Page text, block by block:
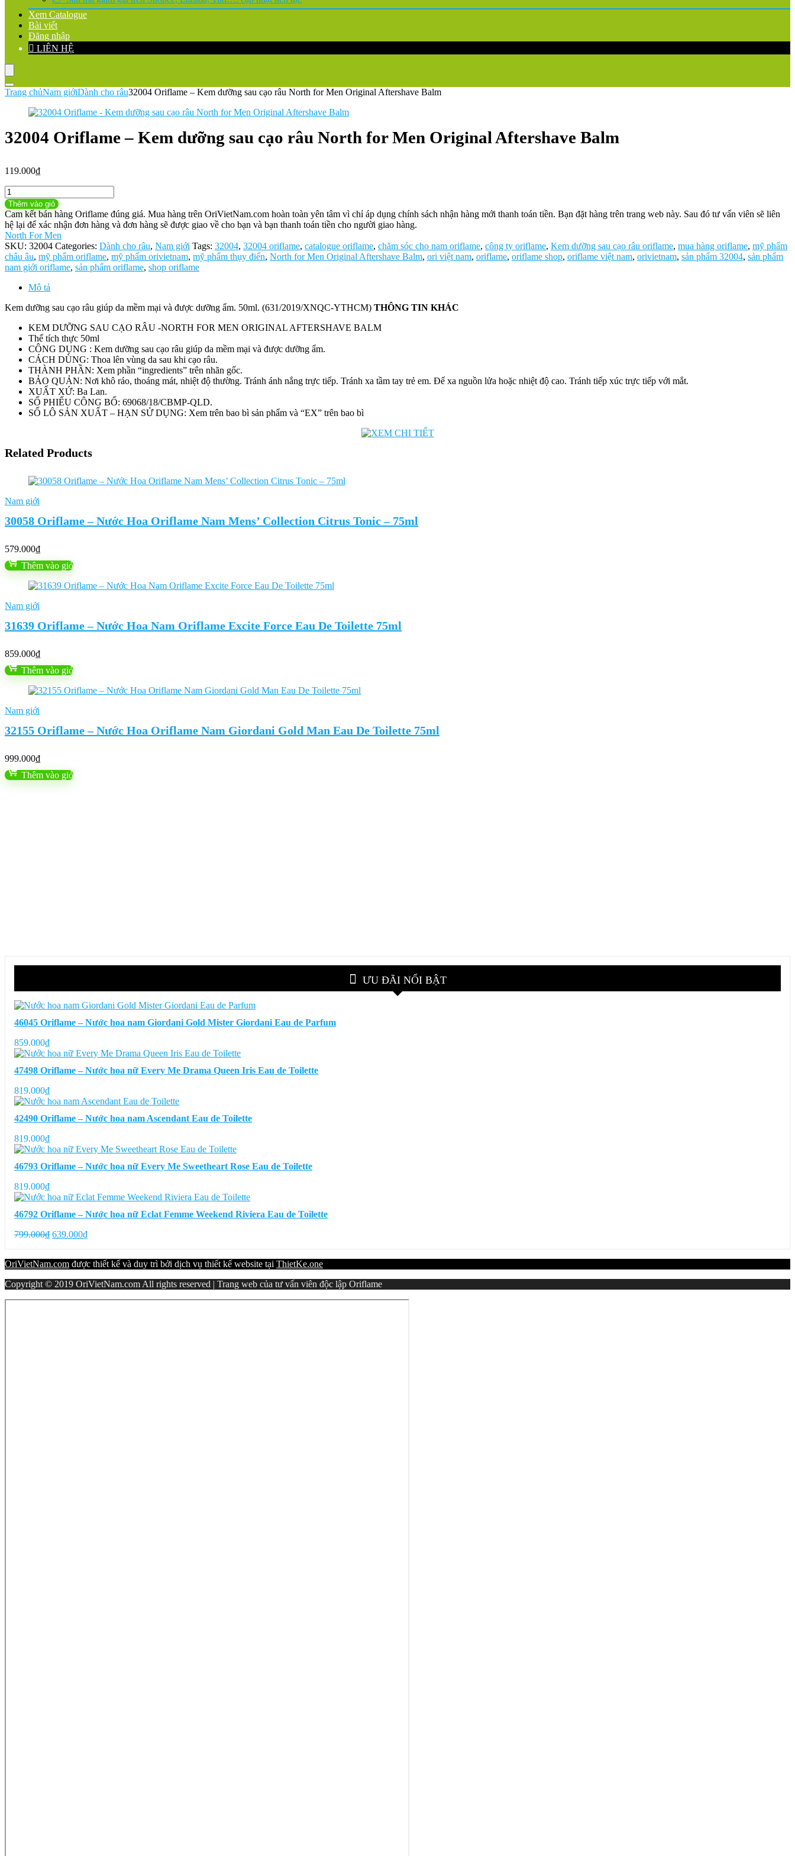
Xem Catalogue
Bài viết
Đăng nhập
LIÊN HỆ
Trang chủNam giớiDành cho râu32004 Oriflame – Kem dưỡng sau cạo râu North for Men Original Aftershave Balm
32004 Oriflame – Kem dưỡng sau cạo râu North for Men Original Aftershave Balm
119.000₫
32004
Oriflame
-
Kem
dưỡng
sau
cạo
râu
North
Original
Balm
lượng
Thêm vào giỏ
Cam kết bán hàng Oriflame đúng giá. Mua hàng trên OriVietNam.com hoàn toàn yên tâm vì chỉ áp dụng chính sách nhận hàng mới thanh toán tiền. Bạn đặt hàng trên trang web này. Sau đó tư vấn viên sẽ liên
hệ lại để xác nhận đơn hàng và đơn hàng sẽ được giao về cho bạn và bạn thanh toán tiền cho người giao hàng.
North For Men
SKU: 32004 Categories: Dành cho râu, Nam giới Tags: 32004, 32004 oriflame, catalogue oriflame, chăm sóc cho nam oriflame, công ty oriflame, Kem dưỡng sau cạo râu oriflame, mua hàng oriflame, mỹ phẩm
châu âu, mỹ phẩm oriflame, mỹ phẩm orivietnam, mỹ phẩm thụy điển, North for Men Original Aftershave Balm, ori việt nam, oriflame, oriflame shop, oriflame việt nam, orivietnam, sản phẩm 32004, sản phẩm
nam giới oriflame, sản phẩm oriflame, shop oriflame
Mô tả
Kem dưỡng sau cạo râu giúp da mềm mại và được dưỡng ẩm. 50ml. (631/2019/XNQC-YTHCM) THÔNG TIN KHÁC
KEM DƯỠNG SAU CẠO RÂU -NORTH FOR MEN ORIGINAL AFTERSHAVE BALM
Thể tích thực 50ml
CÔNG DỤNG : Kem dưỡng sau cạo râu giúp da mềm mại và được dưỡng ẩm.
CÁCH DÙNG: Thoa lên vùng da sau khi cạo râu.
THÀNH PHẦN: Xem phần “ingredients” trên nhãn gốc.
BẢO QUẢN: Nơi khô ráo, thoáng mát, nhiệt độ thường. Tránh ánh nắng trực tiếp. Tránh xa tầm tay trẻ em. Để xa nguồn lửa hoặc nhiệt độ cao. Tránh tiếp xúc trực tiếp với mắt.
XUẤT XỨ: Ba Lan.
SỐ PHIẾU CÔNG BỐ: 69068/18/CBMP-QLD.
SỐ LÔ SẢN XUẤT – HẠN SỬ DỤNG: Xem trên bao bì sản phẩm và “EX” trên bao bì
Related Products
Nam giới
30058 Oriflame – Nước Hoa Oriflame Nam Mens’ Collection Citrus Tonic – 75ml
579.000₫
Thêm vào giỏ
Nam giới
31639 Oriflame – Nước Hoa Nam Oriflame Excite Force Eau De Toilette 75ml
859.000₫
Thêm vào giỏ
Nam giới
32155 Oriflame – Nước Hoa Oriflame Nam Giordani Gold Man Eau De Toilette 75ml
999.000₫
Thêm vào giỏ
ƯU ĐÃI NỔI BẬT
46045 Oriflame – Nước hoa nam Giordani Gold Mister Giordani Eau de Parfum
859.000₫
47498 Oriflame – Nước hoa nữ Every Me Drama Queen Iris Eau de Toilette
819.000₫
42490 Oriflame – Nước hoa nam Ascendant Eau de Toilette
819.000₫
46793 Oriflame – Nước hoa nữ Every Me Sweetheart Rose Eau de Toilette
819.000₫
46792 Oriflame – Nước hoa nữ Eclat Femme Weekend Riviera Eau de Toilette
799.000₫ Giá
799.000₫.
639.000₫Giá
là:
OriVietNam.com được thiết kế và duy trì bởi dịch vụ thiết kế website tại ThietKe.one
Copyright © 2019 OriVietNam.com All rights reserved | Trang web của tư vấn viên độc lập Oriflame